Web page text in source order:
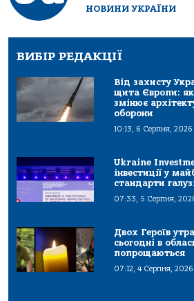
НОВИНИ УКРАЇНИ
ВИБІР РЕДАКЦІЇ
Від захисту
щита Європи:
змінює
оборони
10:13, 6 Серпня, 2026
Ukraine
інвестиції у
стандарти
07:33, 5 Серпня,
Двох Героїв
сьогодні в
попрощаються
07:12, 4 Серпня, 2026